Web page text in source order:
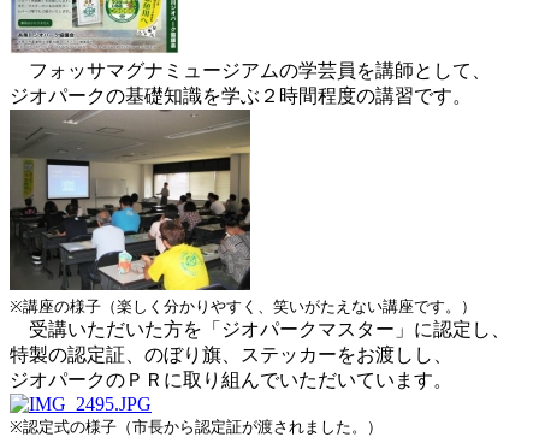
フォッサマグナミュージアムの学芸員を講師として、
ジオパークの基礎知識を学ぶ２時間程度の講習です。
※講座の様子（楽しく分かりやすく、笑いがたえない講座です。）
受講いただいた方を「ジオパークマスター」に認定し、
特製の認定証、のぼり旗、ステッカーをお渡しし、
ジオパークのＰＲに取り組んでいただいています。
※認定式の様子（市長から認定証が渡されました。）